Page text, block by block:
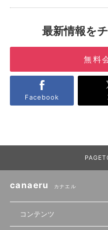
最新情報を
無料
Facebook
canaeru カナエル
コンテンツ